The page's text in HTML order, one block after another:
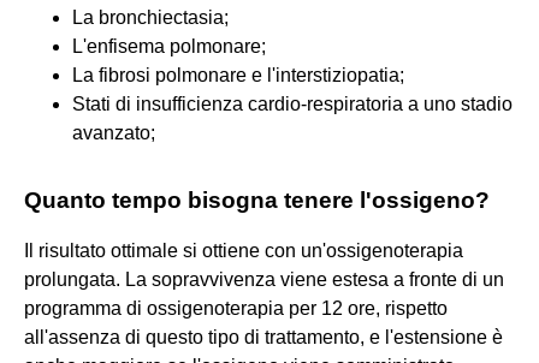
La bronchiectasia;
L'enfisema polmonare;
La fibrosi polmonare e l'interstiziopatia;
Stati di insufficienza cardio-respiratoria a uno stadio
avanzato;
Quanto tempo bisogna tenere l'ossigeno?
Il risultato ottimale si ottiene con un'ossigenoterapia
prolungata. La sopravvivenza viene estesa a fronte di un
programma di ossigenoterapia per 12 ore, rispetto
all'assenza di questo tipo di trattamento, e l'estensione è